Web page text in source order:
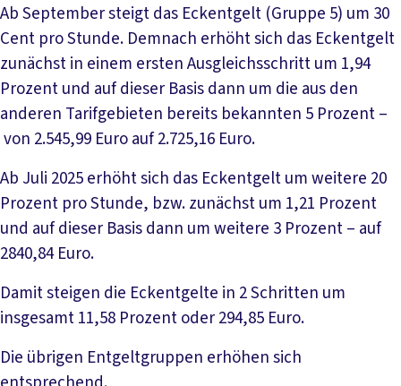
Ab September steigt das Eckentgelt (Gruppe 5) um 30
Cent pro Stunde. Demnach erhöht sich das Eckentgelt
zunächst in einem ersten Ausgleichsschritt um 1,94
Prozent und auf dieser Basis dann um die aus den
anderen Tarifgebieten bereits bekannten 5 Prozent –
von 2.545,99 Euro auf 2.725,16 Euro.
Ab Juli 2025 erhöht sich das Eckentgelt um weitere 20
Prozent pro Stunde, bzw. zunächst um 1,21 Prozent
und auf dieser Basis dann um weitere 3 Prozent – auf
2840,84 Euro.
Damit steigen die Eckentgelte in 2 Schritten um
insgesamt 11,58 Prozent oder 294,85 Euro.
Die übrigen Entgeltgruppen erhöhen sich